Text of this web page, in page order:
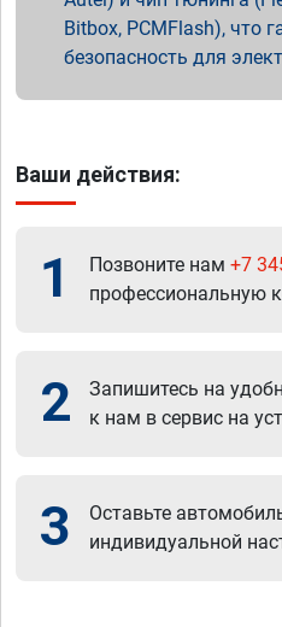
Bitbox, PCMFlash), что
безопасность для
Ваши действия:
1 Позвоните нам +7
профессиональную
2
Запишитесь на
к нам в сервис на
3
Оставьте
индивидуальной